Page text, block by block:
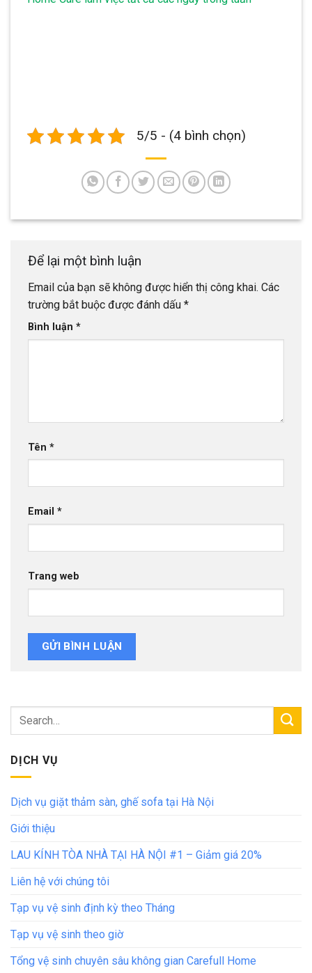
5/5 - (4 bình chọn)
Để lại một bình luận
Email của bạn sẽ không được hiển thị công khai. Các
trường bắt buộc được đánh dấu *
Bình luận *
Tên *
Email *
Trang web
DỊCH VỤ
Dịch vụ giặt thảm sàn, ghế sofa tại Hà Nội
Giới thiệu
LAU KÍNH TÒA NHÀ TẠI HÀ NỘI #1 – Giảm giá 20%
Liên hệ với chúng tôi
Tạp vụ vệ sinh định kỳ theo Tháng
Tạp vụ vệ sinh theo giờ
Tổng vệ sinh chuyên sâu không gian Carefull Home